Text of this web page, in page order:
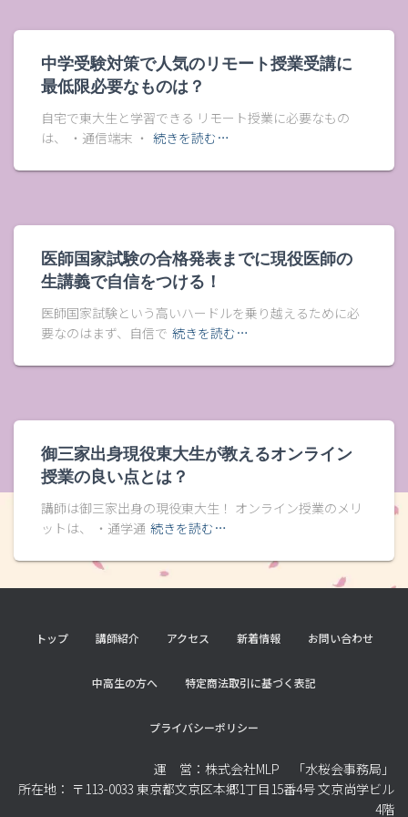
中学受験対策で人気のリモート授業受講に
最低限必要なものは？
自宅で東大生と学習できる リモート授業に必要なもの
は、 ・通信端末 ・ 続きを読む…
医師国家試験の合格発表までに現役医師の
生講義で自信をつける！
医師国家試験という高いハードルを乗り越えるために必
要なのはまず、自信で 続きを読む…
御三家出身現役東大生が教えるオンライン
授業の良い点とは？
講師は御三家出身の現役東大生！ オンライン授業のメリ
ットは、 ・通学通 続きを読む…
トップ 講師紹介 アクセス 新着情報 お問い合わせ
中高生の方へ 特定商法取引に基づく表記
プライバシーポリシー
運 営：株式会社MLP 「水桜会事務局」
所在地： 〒113-0033 東京都文京区本郷1丁目15番4号 文京尚学ビル
4階